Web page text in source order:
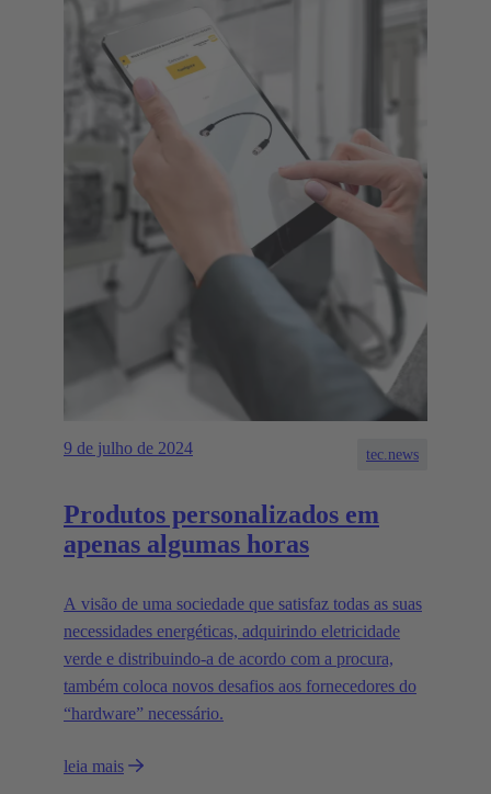
9 de julho de 2024 tec.news
Produtos personalizados em
apenas algumas horas
A visão de uma sociedade que satisfaz todas as suas
necessidades energéticas, adquirindo eletricidade
verde e distribuindo-a de acordo com a procura,
também coloca novos desafios aos fornecedores do
“hardware” necessário.
leia mais